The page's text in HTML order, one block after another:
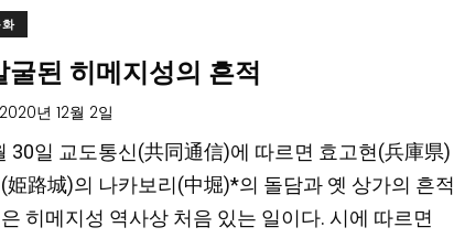
화
굴된 히메지성의 흔적
2020년 12월 2일
30일 교도통신(共同通信)에 따르면 효고현(兵庫
姫路城)의 나카보리(中堀)*의 돌담과 옛 상가의 흔
히메지성 역사상 처음 있는 일이다. 시에 따르면